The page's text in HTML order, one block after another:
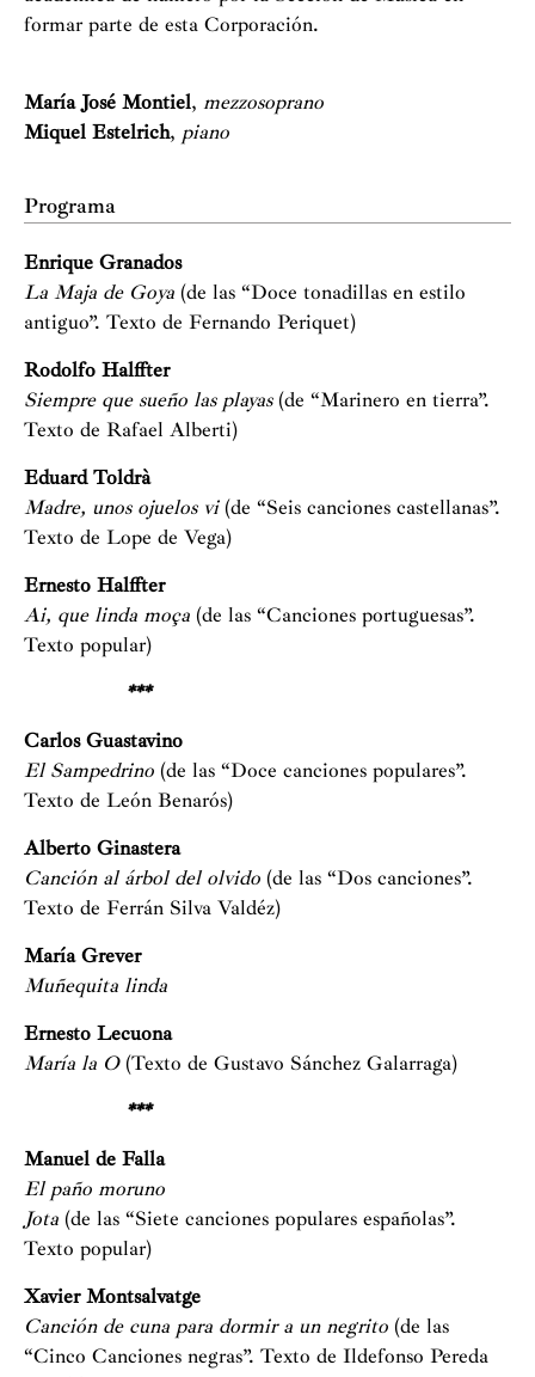
formar parte de esta Corporación.
María José Montiel, mezzosoprano
Miquel Estelrich, piano
Programa
Enrique Granados
La Maja de Goya (de las “Doce tonadillas en estilo
antiguo”. Texto de Fernando Periquet)
Rodolfo Halffter
Siempre que sueño las playas (de “Marinero en tierra”.
Texto de Rafael Alberti)
Eduard Toldrà
Madre, unos ojuelos vi (de “Seis canciones castellanas”.
Texto de Lope de Vega)
Ernesto Halffter
Ai, que linda moça (de las “Canciones portuguesas”.
Texto popular)
***
Carlos Guastavino
El Sampedrino (de las “Doce canciones populares”.
Texto de León Benarós)
Alberto Ginastera
Canción al árbol del olvido (de las “Dos canciones”.
Texto de Ferrán Silva Valdéz)
María Grever
Muñequita linda
Ernesto Lecuona
María la O (Texto de Gustavo Sánchez Galarraga)
***
Manuel de Falla
El paño moruno
Jota (de las “Siete canciones populares españolas”.
Texto popular)
Xavier Montsalvatge
Canción de cuna para dormir a un negrito (de las
“Cinco Canciones negras”. Texto de Ildefonso Pereda